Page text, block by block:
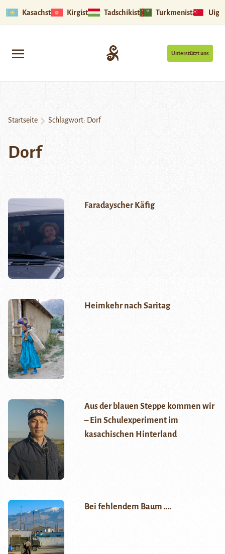
Kasachstan Kirgistan Tadschikistan Turkmenistan
Unterstützt uns
Startseite Schlagwort: Dorf
Dorf
Faradayscher Käfig
Heimkehr nach Saritag
Aus der blauen Steppe kommen wir
– Ein Schulexperiment im
kasachischen Hinterland
Bei fehlendem Baum ….